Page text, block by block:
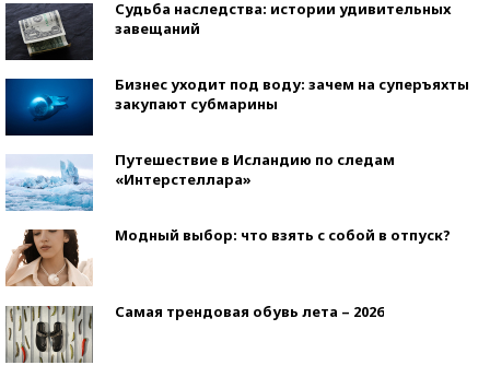
Судьба наследства: истории удивительных
завещаний
Бизнес уходит под воду: зачем на суперъяхты
закупают субмарины
Путешествие в Исландию по следам
«Интерстеллара»
Модный выбор: что взять с собой в отпуск?
Самая трендовая обувь лета – 2026